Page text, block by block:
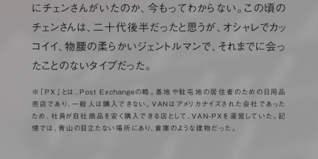
にチェンさんがいたのか、今もってわからない。この頃の
チェンさんは、二十代後半だったと思うが、オシャレでカッ
コイイ、物腰の柔らかいジェントルマンで、それまでに会っ
たことのないタイプだった。
※「PX」とは、Post Exchangeの略。基地や駐屯地の居住者のための日用品
売店であり、一般人は購入できない。VANはアメリカナイズされた会社であった
ため、社員が自社商品を安く購入できる店として、VAN-PXを運営していた。記
憶では、青山の目立たない場所にあり、倉庫のような建物だった。